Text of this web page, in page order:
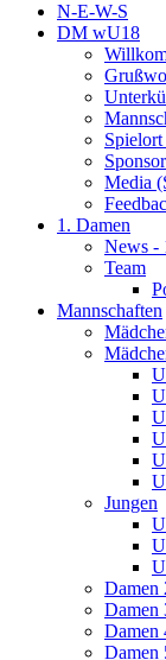
N-E-W-S
DM wU18
Media
1. Damen
News -
Team
Mannschaften
Jungen
Damen
Damen
Damen
Damen